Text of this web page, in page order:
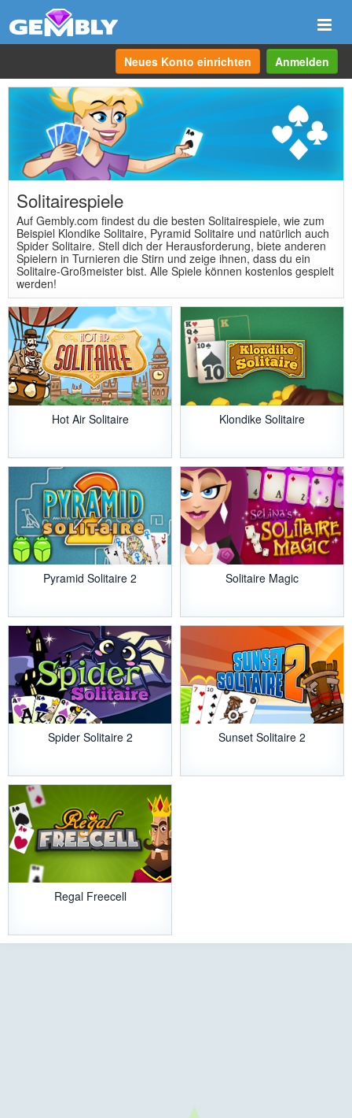
Neues Konto einrichten Anmelden
Solitairespiele
Auf Gembly.com findest du die besten Solitairespiele, wie zum
Beispiel Klondike Solitaire, Pyramid Solitaire und natürlich auch
Spider Solitaire. Stell dich der Herausforderung, biete anderen
Spielern in Turnieren die Stirn und zeige ihnen, dass du ein
Solitaire-Großmeister bist. Alle Spiele können kostenlos gespielt
werden!
Hot Air Solitaire Klondike Solitaire
Pyramid Solitaire 2 Solitaire Magic
Spider Solitaire 2 Sunset Solitaire 2
Regal Freecell